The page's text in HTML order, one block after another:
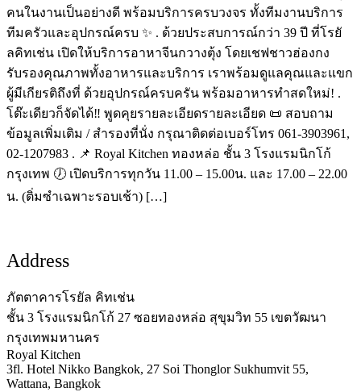
คนในงานเป็นอย่างดี พร้อมบริการครบวงจร ทั้งทีมงานบริการ
ทีมครัวและอุปกรณ์ครบ ✨ . ด้วยประสบการณ์กว่า 39 ปี ที่โรยั
ลคิทเช่น เปิดให้บริการอาหาจีนกวางตุ้ง โดยเชฟชาวฮ่องกง
รับรองคุณภาพทั้งอาหารและบริการ เราพร้อมดูแลคุณและแขก
ผู้มีเกียรติถึงที่ ด้วยอุปกรณ์ครบครัน พร้อมอาหารทำสดใหม่! .
โต๊ะเดียวก็จัดได้‼️ พูดคุยรายละเอียดรายละเอียด 📜 สอบถาม
ข้อมูลเพิ่มเติม / สำรองที่นั่ง กรุณาติดต่อเบอร์โทร 061-3903961,
02-1207983 . 📌 Royal Kitchen ทองหล่อ ชั้น 3 โรงแรมนิกโก้
กรุงเทพ 🕖 เปิดบริการทุกวัน 11.00 – 15.00น. และ 17.00 – 22.00
น. (ติ่มซำเฉพาะรอบเช้า) […]
Address
ภัตตาคารโรยัล คิทเช่น
ชั้น 3 โรงแรมนิกโก้ 27 ซอยทองหล่อ สุขุมวิท 55 เขตวัฒนา
กรุงเทพมหานคร
Royal Kitchen
3fl. Hotel Nikko Bangkok, 27 Soi Thonglor Sukhumvit 55,
Wattana, Bangkok